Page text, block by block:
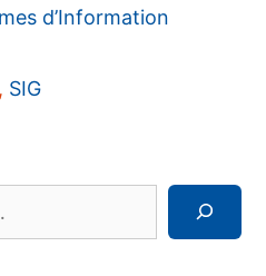
d’Information
, SIG